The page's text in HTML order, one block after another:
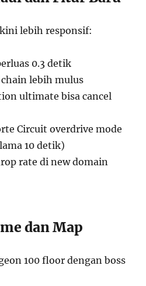
lebih responsif:
0.3 detik
lebih mulus
ultimate bisa cancel
Circuit overdrive mode
10 detik)
rate di new domain
dan Map
100 floor dengan boss